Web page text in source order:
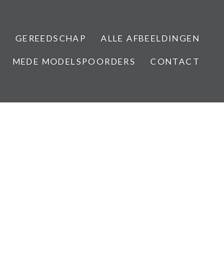
GEREEDSCHAP ALLE AFBEELDINGEN
MEDE MODELSPOORDERS CONTACT